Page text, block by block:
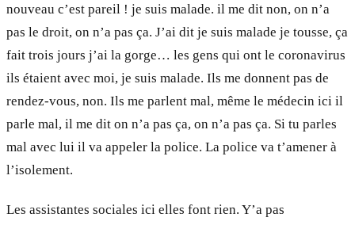
nouveau c’est pareil ! je suis malade. il me dit non, on n’a
pas le droit, on n’a pas ça. J’ai dit je suis malade je tousse, ça
fait trois jours j’ai la gorge… les gens qui ont le coronavirus
ils étaient avec moi, je suis malade. Ils me donnent pas de
rendez-vous, non. Ils me parlent mal, même le médecin ici il
parle mal, il me dit on n’a pas ça, on n’a pas ça. Si tu parles
mal avec lui il va appeler la police. La police va t’amener à
l’isolement.
Les assistantes sociales ici elles font rien. Y’a pas